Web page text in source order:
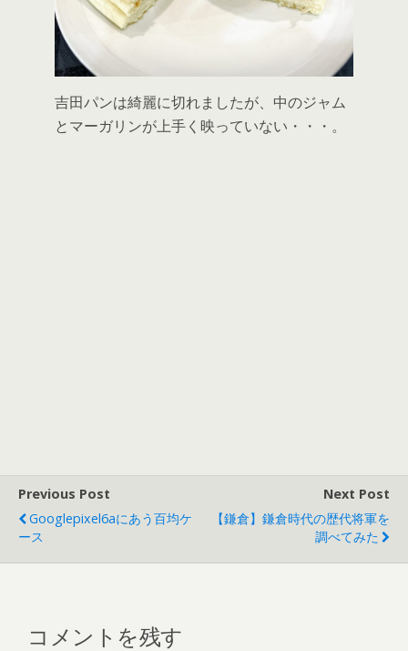
吉田パンは綺麗に切れましたが、中のジャム
とマーガリンが上手く映っていない・・・。
Previous Post
Googlepixel6aにあう百均ケ
ース
Next Post
【鎌倉】鎌倉時代の歴代将軍を
調べてみた
コメントを残す